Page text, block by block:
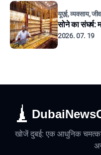
यूएई, व्यवसाय,
सोने का संघर्ष:
2026. 07. 19
खोजें दुबई: एक आधुनिक